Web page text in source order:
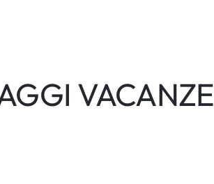
VACANZE